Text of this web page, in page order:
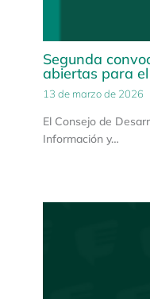
Segunda
abiertas para el
13 de marzo de 2026
El Consejo de
Información y…